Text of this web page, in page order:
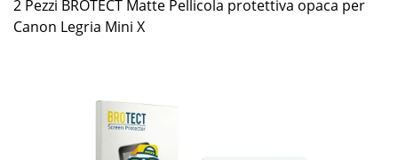
2 Pezzi BROTECT Matte Pellicola protettiva opaca per
Canon Legria Mini X